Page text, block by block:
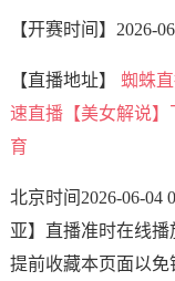
【开赛时间】 2026-
【直播地址】 蜘蛛
速直播【美女解说】
育
北京时间2026-06-04
亚】直播准时在线
提前收藏本页面以